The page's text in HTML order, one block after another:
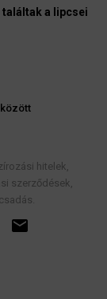
a lipcsei
között
hitelek,
szerződések,
email